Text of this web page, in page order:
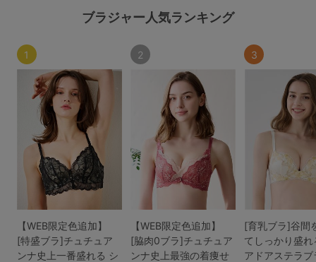
ブラジャー人気ランキング
1
【WEB限定色追加】
[特盛ブラ]チュチュア
ンナ史上一番盛れる シ
2
【WEB限定色追加】
[脇肉0ブラ]チュチュア
ンナ史上最強の着痩せ
3
[育乳ブラ]谷間
てしっかり盛
アドアステラブ